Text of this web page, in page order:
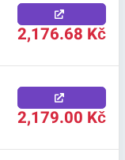
2,176.68 Kč
2,179.00 Kč